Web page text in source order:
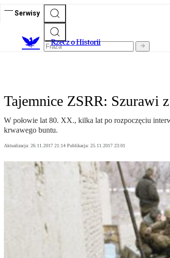
Serwisy
Rzecz o Historii
Tajemnice ZSRR: Szurawi
W połowie lat 80. XX., kilka lat po rozpoczęciu
krwawego buntu.
Aktualizacja: 26.11.2017 21:14 Publikacja: 25.11.2017 23:01